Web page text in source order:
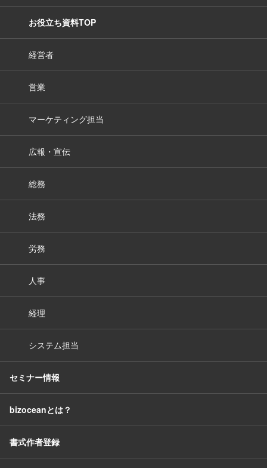
お役立ち資料TOP
経営者
営業
マーケティング担当
広報・宣伝
総務
法務
労務
人事
経理
システム担当
セミナー情報
bizoceanとは？
書式作者登録